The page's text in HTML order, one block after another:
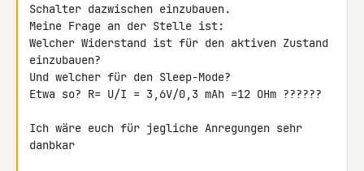
Schalter dazwischen einzubauen.
Meine Frage an der Stelle ist:
Welcher Widerstand ist für den aktiven Zustand
einzubauen?
Und welcher für den Sleep-Mode?
Etwa so? R= U/I = 3,6V/0,3 mAh =12 OHm ??????
Ich wäre euch für jegliche Anregungen sehr
danbkar